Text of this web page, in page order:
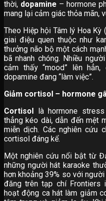
thời, dopamine – hormone
mang lại cảm giác thỏa mãn,
Theo Hiệp hội Tâm lý Hoa
giai điệu quen thuộc như
thưởng não bộ một cách
bã nhanh chóng. Nhiều
cảm thấy “mood” lên
dopamine đang “làm việc”.
Giảm cortisol – hormone
Cortisol là hormone
thẳng kéo dài, dẫn đến mệt
miễn dịch. Các nghiên cứu
cortisol đáng kể.
Một nghiên cứu nổi bật từ
những người hát karaoke
hơn khoảng 39% so với
đăng trên tạp chí Frontiers
hoạt động ca hát làm giảm